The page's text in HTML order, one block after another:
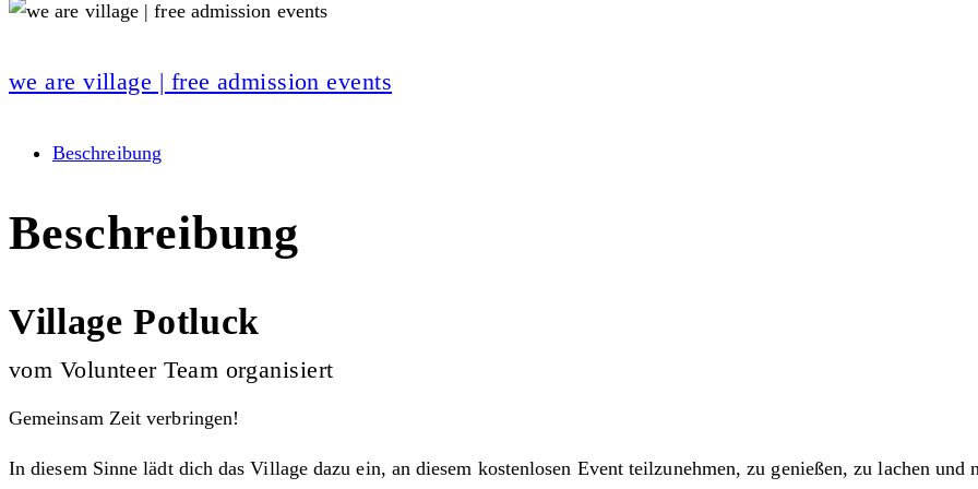
we are village | free admission events
Beschreibung
Beschreibung
Village Potluck
vom Volunteer Team organisiert
Gemeinsam Zeit verbringen!
In diesem Sinne lädt dich das Village dazu ein, an diesem kostenlosen Event teilzunehmen, zu genießen, zu lachen und